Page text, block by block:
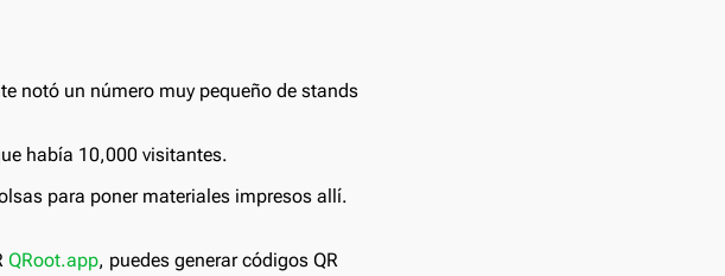
notó un número muy pequeño de stands
había 10,000 visitantes.
para poner materiales impresos allí.
QRoot.app, puedes generar códigos QR